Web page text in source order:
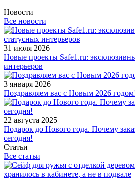
Новости
Все новости
31 июля 2026
Новые проекты Safe1.ru:
интерьеров
3 января 2026
Поздравляем вас с Новым 2026 годом!
22 августа 2025
Подарок до Нового года. Почему
сегодня!
Статьи
Все статьи